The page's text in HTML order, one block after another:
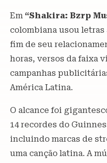
Em “Shakira: Bzrp
colombiana usou
fim de seu
horas, versos da faixa
campanhas
América Latina.
O alcance foi
14 recordes do
incluindo marcas de
uma canção latina. A